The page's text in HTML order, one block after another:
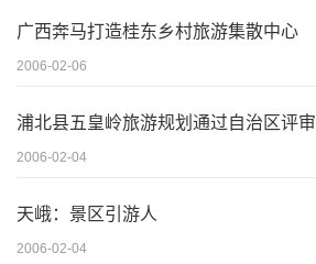
广西奔马打造桂东乡村旅游集散中心
2006-02-06
浦北县五皇岭旅游规划通过自治区评审
2006-02-04
天峨：景区引游人
2006-02-04